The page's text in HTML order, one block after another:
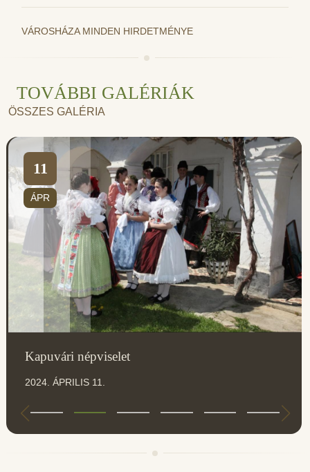
VÁROSHÁZA MINDEN HIRDETMÉNYE
TOVÁBBI GALÉRIÁK
ÖSSZES GALÉRIA
11
ÁPR
Kapuvári népviselet
2024. ÁPRILIS 11.